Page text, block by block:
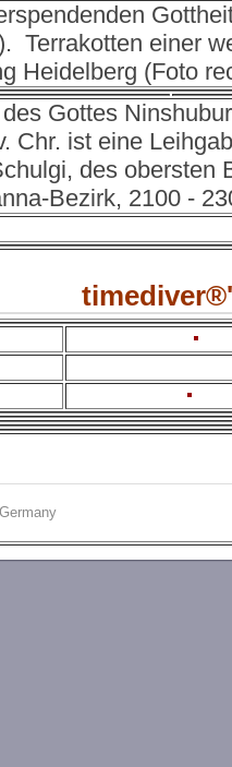
Terrakotten einer
Heidelberg (Foto
Gottes
Chr. ist eine
des obersten
Bezirk, 2100 -